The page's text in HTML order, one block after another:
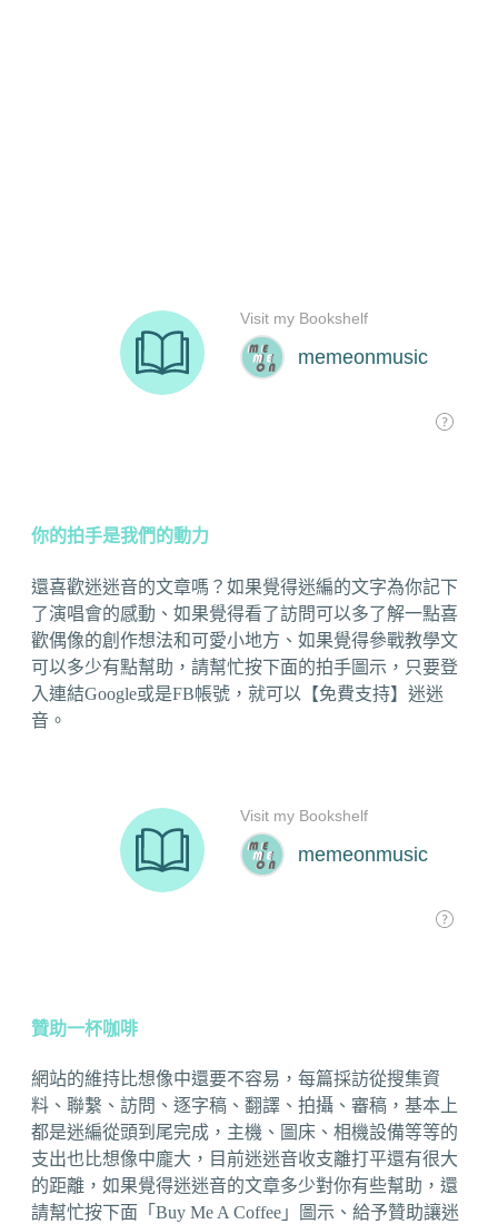
你的拍手是我們的動力
還喜歡迷迷音的文章嗎？如果覺得迷編的文字為你記下
了演唱會的感動、如果覺得看了訪問可以多了解一點喜
歡偶像的創作想法和可愛小地方、如果覺得參戰教學文
可以多少有點幫助，請幫忙按下面的拍手圖示，只要登
入連結Google或是FB帳號，就可以【免費支持】迷迷
音。
贊助一杯咖啡
網站的維持比想像中還要不容易，每篇採訪從搜集資
料、聯繫、訪問、逐字稿、翻譯、拍攝、審稿，基本上
都是迷編從頭到尾完成，主機、圖床、相機設備等等的
支出也比想像中龐大，目前迷迷音收支離打平還有很大
的距離，如果覺得迷迷音的文章多少對你有些幫助，還
請幫忙按下面「Buy Me A Coffee」圖示、給予贊助讓迷